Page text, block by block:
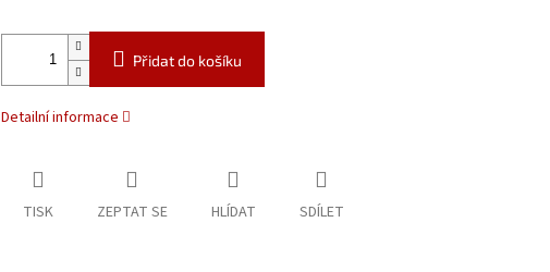
Přidat do košíku
Detailní informace
TISK ZEPTAT SE HLÍDAT SDÍLET